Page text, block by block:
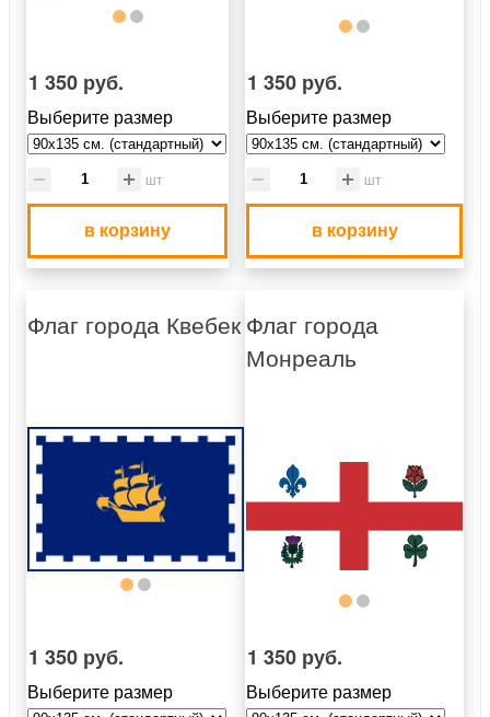
1 350 руб.
Выберите размер
шт
в корзину
1 350 руб.
Выберите размер
шт
в корзину
Флаг города Квебек
1 350 руб.
Выберите размер
Флаг города
Монреаль
1 350 руб.
Выберите размер